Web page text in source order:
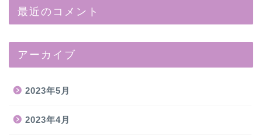
最近のコメント
アーカイブ
2023年5月
2023年4月